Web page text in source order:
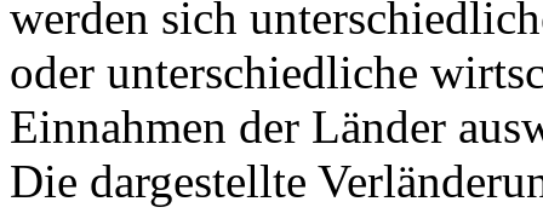
werden sich
oder unterschiedliche
Einnahmen der Länder
Die dargestellte